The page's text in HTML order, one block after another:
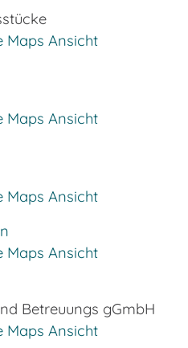
Maps Ansicht
Maps Ansicht
Maps Ansicht
Maps Ansicht
Betreuungs gGmbH
Maps Ansicht